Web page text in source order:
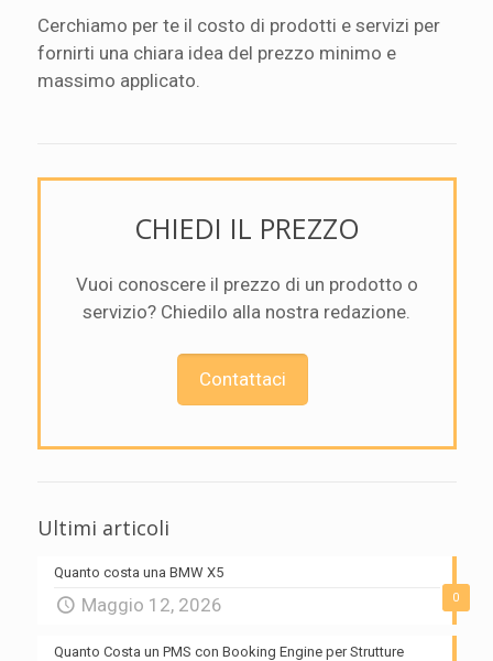
Cerchiamo per te il costo di prodotti e servizi per
fornirti una chiara idea del prezzo minimo e
massimo applicato.
CHIEDI IL PREZZO
Vuoi conoscere il prezzo di un prodotto o
servizio? Chiedilo alla nostra redazione.
Contattaci
Ultimi articoli
0
Quanto costa una BMW X5
Maggio 12, 2026
Quanto Costa un PMS con Booking Engine per Strutture